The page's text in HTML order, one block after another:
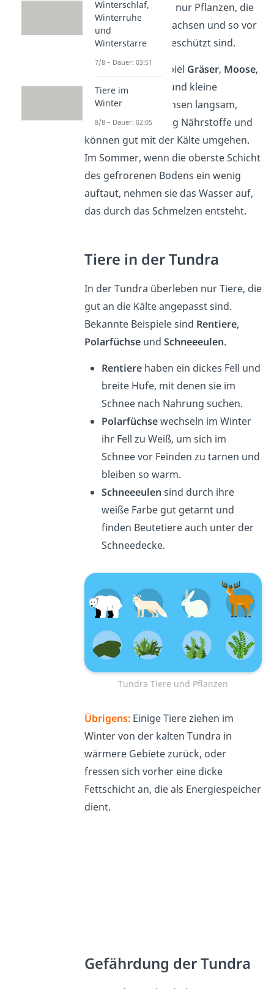
Stattdessen gibt es nur Pflanzen, die
direkt am Boden wachsen und so vor
dem kalten Wind geschützt sind.
Das sind zum Beispiel Gräser, Moose,
Flechten,
und kleine
Sträucher
. Sie wachsen langsam,
brauchen nur wenig Nährstoffe und
können gut mit der Kälte umgehen.
Im Sommer, wenn die oberste Schicht
des gefrorenen Bodens ein wenig
auftaut, nehmen sie das Wasser auf,
das durch das Schmelzen entsteht.
Tiere in der Tundra
In der Tundra überleben nur Tiere, die
gut an die Kälte angepasst sind.
Bekannte Beispiele sind Rentiere,
Polarfüchse undSchneeeulen.
Rentiere haben ein dickes Fell und
breite Hufe, mit denen sie im
Schnee nach Nahrung suchen.
Polarfüchsewechseln im Winter
ihr Fell zu Weiß, um sich im
Schnee vor Feinden zu tarnen und
bleiben so warm.
Schneeeulen sind durch ihre
weiße Farbe gut getarnt und
finden Beutetiere auch unter der
Schneedecke.
Tundra Tiere und Pflanzen
Übrigens: Einige Tiere ziehen im
Winter von der kalten Tundra in
wärmere Gebiete zurück, oder
fressen sich vorher eine dicke
Fettschicht an, die als Energiespeicher
dient.
Gefährdung der Tundra
Winterschlaf,
Winterruhe
und
Winterstarre
7/8 – Dauer: 03:51
Tiere im
Winter
8/8 – Dauer: 02:05